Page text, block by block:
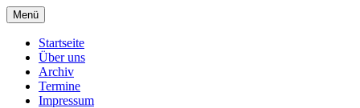
Zum
Inhalt
springen
Menü
Startseite
Über uns
Archiv
Termine
Impressum